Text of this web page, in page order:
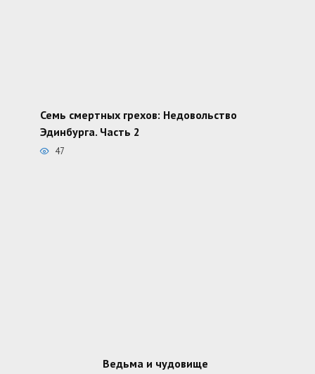
Семь смертных грехов: Недовольство
Эдинбурга. Часть 2
47
Ведьма и чудовище